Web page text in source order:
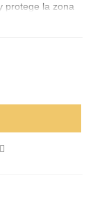
protege la zona